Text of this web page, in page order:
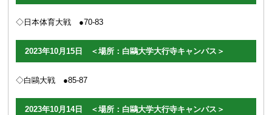
◇日本体育大戦 ●70-83
2023年10月15日 ＜場所：白鷗大学大行寺キャンパス＞
◇白鷗大戦 ●85-87
2023年10月14日 ＜場所：白鷗大学大行寺キャンパス＞